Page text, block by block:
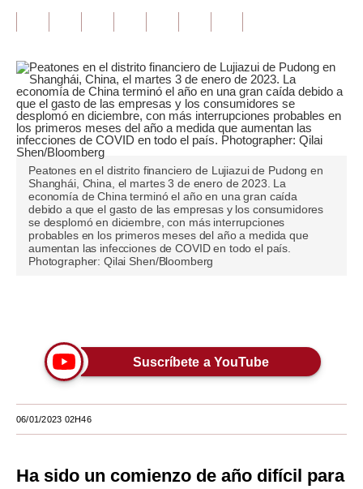
Pregunta de hoy
Blogs
Tendencias
Lujo
Viajes
Moda
EEUU
México
España
Tecnología
Peatones en el distrito financiero de Lujiazui de Pudong en
Shanghái, China, el martes 3 de enero de 2023. La
economía de China terminó el año en una gran caída
debido a que el gasto de las empresas y los consumidores
se desplomó en diciembre, con más interrupciones
probables en los primeros meses del año a medida que
aumentan las infecciones de COVID en todo el país.
Photographer: Qilai Shen/Bloomberg
Suscríbete a YouTube
06/01/2023 02H46
Ha sido un comienzo de año difícil para